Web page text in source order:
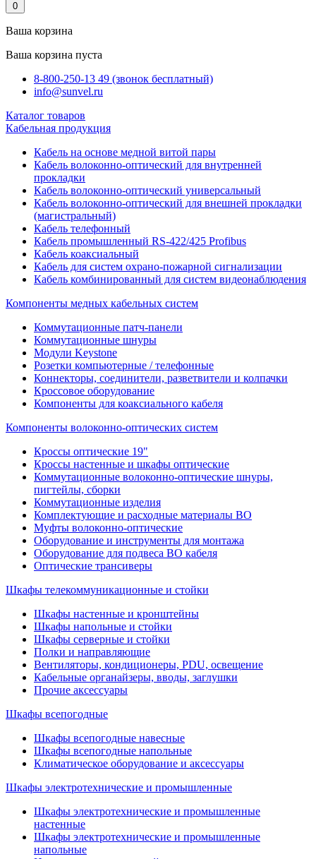
0
Ваша корзина
Ваша корзина пуста
8-800-250-13 49 (звонок бесплатный)
info@sunvel.ru
Каталог товаров
Кабельная продукция
Кабель на основе медной витой пары
Кабель волоконно-оптический для внутренней
прокладки
Кабель волоконно-оптический универсальный
Кабель волоконно-оптический для внешней прокладки
(магистральный)
Кабель телефонный
Кабель промышленный RS-422/425 Profibus
Кабель коаксиальный
Кабель для систем охрано-пожарной сигнализации
Кабель комбинированный для систем видеонаблюдения
Компоненты медных кабельных систем
Коммутационные патч-панели
Коммутационные шнуры
Модули Keystone
Розетки компьютерные / телефонные
Коннекторы, соединители, разветвители и колпачки
Кроссовое оборудование
Компоненты для коаксиального кабеля
Компоненты волоконно-оптических систем
Кроссы оптические 19"
Кроссы настенные и шкафы оптические
Коммутационные волоконно-оптические шнуры,
пигтейлы, сборки
Коммутационные изделия
Комплектующие и расходные материалы ВО
Муфты волоконно-оптические
Оборудование и инструменты для монтажа
Оборудование для подвеса ВО кабеля
Оптические трансиверы
Шкафы телекоммуникационные и стойки
Шкафы настенные и кронштейны
Шкафы напольные и стойки
Шкафы серверные и стойки
Полки и направляющие
Вентиляторы, кондиционеры, PDU, освещение
Кабельные органайзеры, вводы, заглушки
Прочие аксеcсуары
Шкафы всепогодные
Шкафы всепогодные навесные
Шкафы всепогодные напольные
Климатическое оборудование и аксессуары
Шкафы электротехнические и промышленные
Шкафы электротехнические и промышленные
настенные
Шкафы электротехнические и промышленные
напольные